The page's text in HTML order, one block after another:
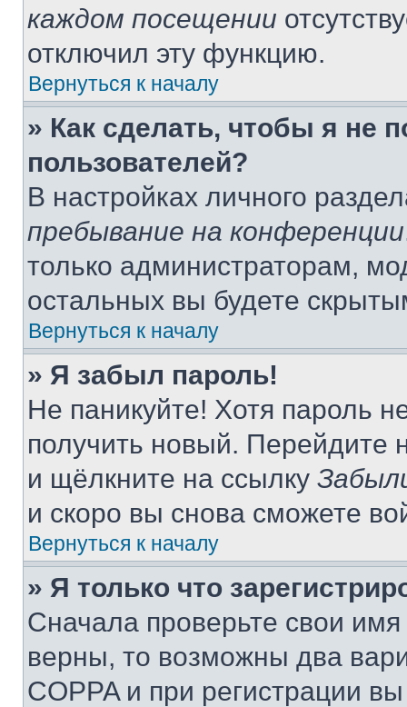
каждом посещении
отключил эту функцию.
Вернуться к началу
» Как сделать, чтобы я не
пользователей?
В настройках личного
пребывание на конференции
только администраторам,
остальных вы будете
Вернуться к началу
» Я забыл пароль!
Не паникуйте! Хотя пароль
получить новый. Перейдите
и щёлкните на ссылку
и скоро вы снова сможете
Вернуться к началу
» Я только что
Сначала проверьте свои
верны, то возможны два
COPPA и при регистрации